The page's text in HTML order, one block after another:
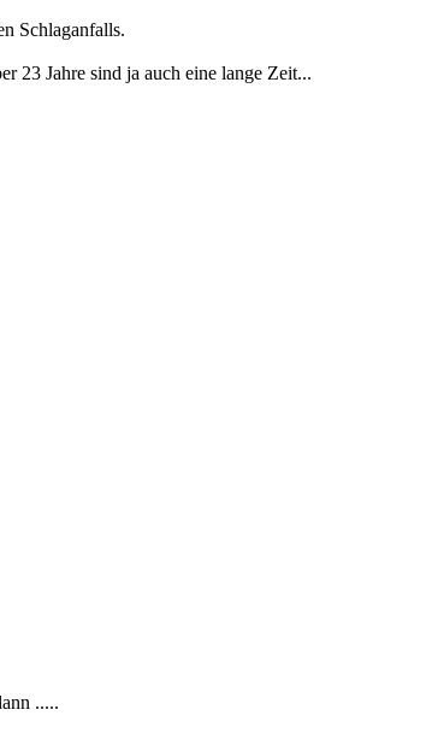
Schlaganfalls.
23 Jahre sind ja auch eine lange Zeit...
.....